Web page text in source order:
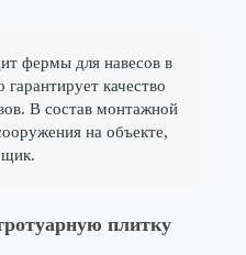
фермы для навесов в
гарантирует качество
В состав монтажной
на объекте,
плитку